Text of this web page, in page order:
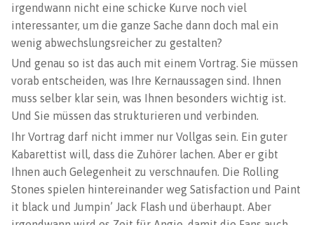
irgendwann nicht eine schicke Kurve noch viel
interessanter, um die ganze Sache dann doch mal ein
wenig abwechslungsreicher zu gestalten?
Und genau so ist das auch mit einem Vortrag. Sie müssen
vorab entscheiden, was Ihre Kernaussagen sind. Ihnen
muss selber klar sein, was Ihnen besonders wichtig ist.
Und Sie müssen das strukturieren und verbinden.
Ihr Vortrag darf nicht immer nur Vollgas sein. Ein guter
Kabarettist will, dass die Zuhörer lachen. Aber er gibt
Ihnen auch Gelegenheit zu verschnaufen. Die Rolling
Stones spielen hintereinander weg Satisfaction und Paint
it black und Jumpin’ Jack Flash und überhaupt. Aber